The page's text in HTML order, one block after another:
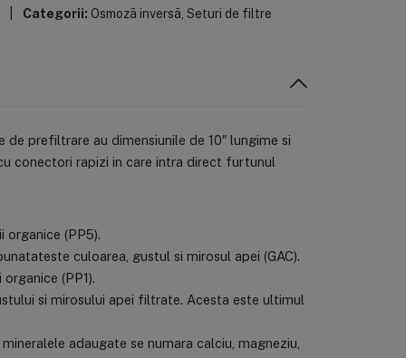
Categorii: Osmoză inversă Seturi de filtre
prefiltrare au dimensiunile de 10″ lungime si
conectori rapizi in care intra direct furtunul
organice (PP5).
culoarea, gustul si mirosul apei (GAC).
(PP1).
si mirosului apei filtrate. Acesta este ultimul
adaugate se numara calciu, magneziu,